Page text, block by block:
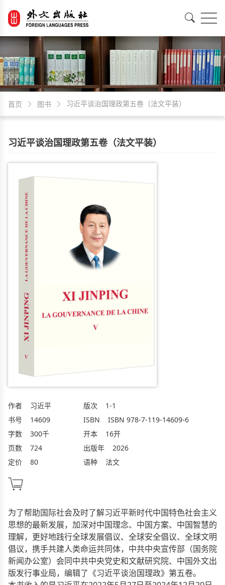
首页 图书 习近平谈治国理政第五卷（法文平装）
习近平谈治国理政第五卷（法文平装）
作者
习近平
书号
14609
字数
300千
页数
724
定价
80
版次
1-1
ISBN
ISBN 978-7-119-14609-6
开本
16开
出版年
2026
语种
法文
为了帮助国际社会及时了解习近平新时代中国特色社会主义
思想的最新发展，加深对中国理念、中国方案、中国智慧的
理解，更好地践行全球发展倡议、全球安全倡议、全球文明
倡议，携手共建人类命运共同体，中共中央宣传部（国务院
新闻办公室）会同中共中央党史和文献研究院、中国外文出
版发行事业局，编辑了《习近平谈治国理政》第五卷。